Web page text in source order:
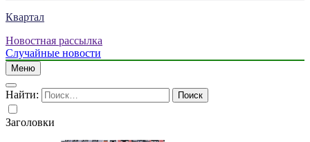
Квартал
Новостная рассылка
Случайные новости
Меню
Найти:
Заголовки